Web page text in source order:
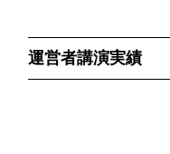
運営者講演実績